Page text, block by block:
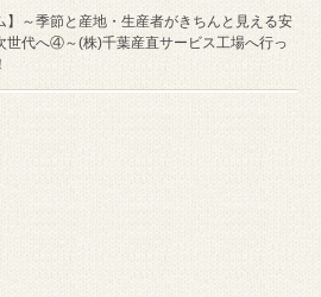
】～季節と産地・生産者がきちんと見える安
世代へ④～(株)千葉産直サービス工場へ行っ